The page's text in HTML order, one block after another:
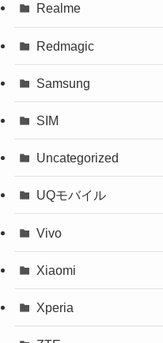
Realme
Redmagic
Samsung
SIM
Uncategorized
UQモバイル
Vivo
Xiaomi
Xperia